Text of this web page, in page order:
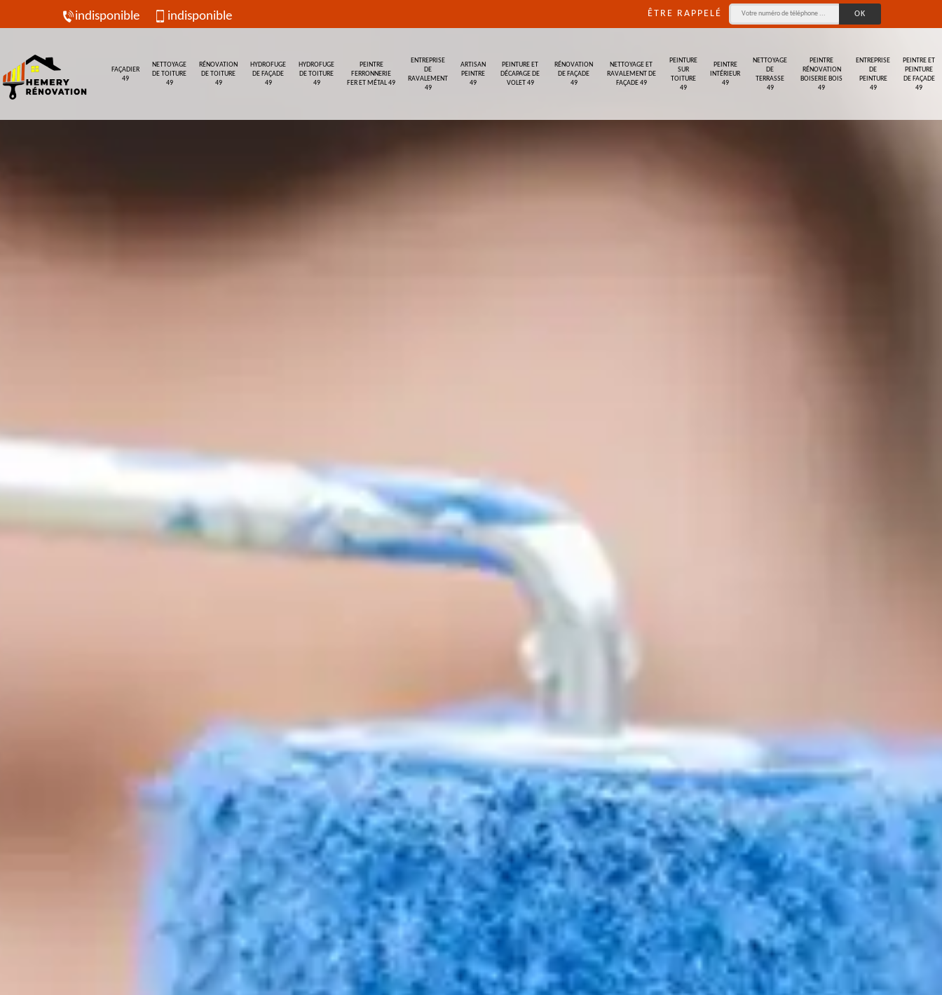
indisponible indisponible ÊTRE RAPPELÉ
FAÇADIER
49
NETTOYAGE
DE TOITURE
49
RÉNOVATION
DE TOITURE
49
HYDROFUGE
DE FAÇADE
49
HYDROFUGE
DE TOITURE
49
PEINTRE
FERRONNERIE
FER ET MÉTAL 49
ENTREPRISE
DE
RAVALEMENT
49
ARTISAN
PEINTRE
49
PEINTURE ET
DÉCAPAGE DE
VOLET 49
RÉNOVATION
DE FAÇADE
49
NETTOYAGE ET
RAVALEMENT DE
FAÇADE 49
PEINTURE
SUR
TOITURE
49
PEINTRE
INTÉRIEUR
49
NETTOYAGE
DE
TERRASSE
49
PEINTRE
RÉNOVATION
BOISERIE BOIS
49
ENTREPRISE
DE
PEINTURE
49
PEINTRE ET
PEINTURE
DE FAÇADE
49